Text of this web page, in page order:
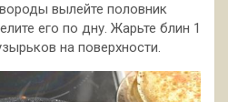
вылейте половник
его по дну. Жарьте блин 1
на поверхности.